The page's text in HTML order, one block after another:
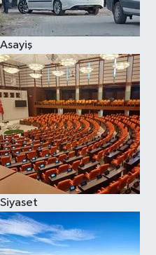
Asayiş
Siyaset
Siyaset
Teknoloji
Televizyon
Yaşam-Çevre